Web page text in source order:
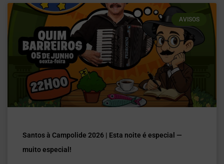
AVISOS
Santos à Campolide 2026 | Esta noite é especial —
muito especial!